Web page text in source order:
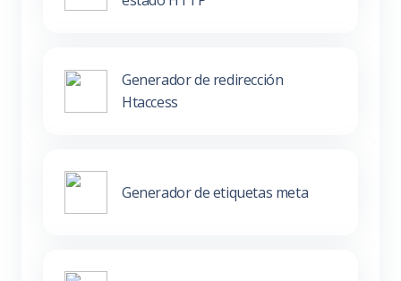
Generador de redirección
Htaccess
Generador de etiquetas meta